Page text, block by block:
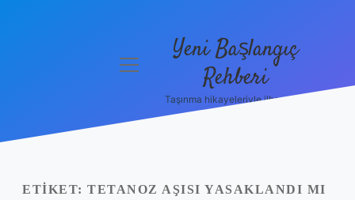
Politikası
menüyü
Yeni Başlangıç
Rehberi
Taşınma hikayeleriyle ilham bul!
ETIKET: TETANOZ AŞISI YASAKLANDI MI